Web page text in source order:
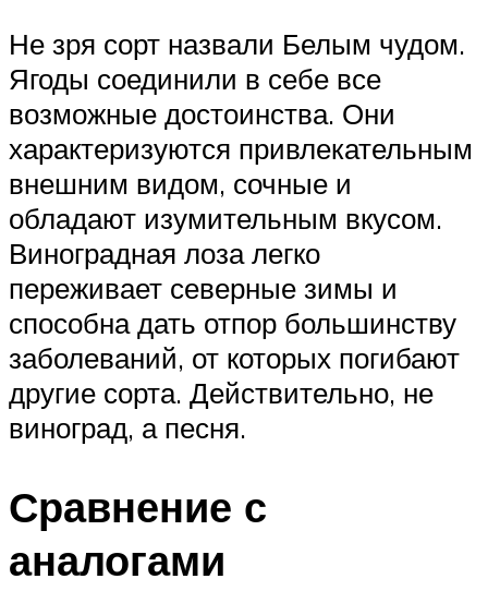
Не зря сорт назвали Белым чудом.
Ягоды соединили в себе все
возможные достоинства. Они
характеризуются привлекательным
внешним видом, сочные и
обладают изумительным вкусом.
Виноградная лоза легко
переживает северные зимы и
способна дать отпор большинству
заболеваний, от которых погибают
другие сорта. Действительно, не
виноград, а песня.
Сравнение с
аналогами